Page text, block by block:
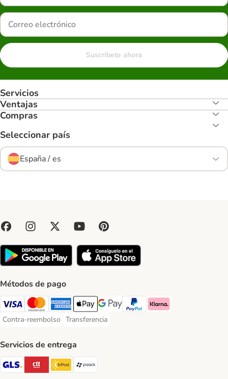
Suscríbete ahora
Servicios
Ventajas
Compras
Seleccionar país
España / es
Métodos de pago
Visa Payment Method
Mastercard Payment Method
American Express Payment Method
Apple Pay Payment Method
Google Pay Payment Method
PayPal Payment Method
Klarna Payment Method
Contra-reembolso
Contra-reembolso Payment Method
Transferencia
Transferencia Payment Method
Servicios de entrega
GLS Shipping Method
CTTExpress Shipping Method
InPost Shipping Method
paack Shipping Method